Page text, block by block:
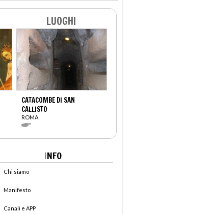
LUOGHI
CATACOMBE DI SAN
CALLISTO
ROMA
INFO
Chi siamo
Manifesto
Canali e APP